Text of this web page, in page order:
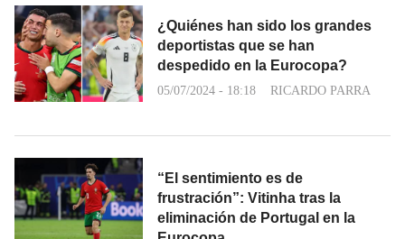
¿Quiénes han sido los grandes
deportistas que se han
despedido en la Eurocopa?
05/07/2024 - 18:18 RICARDO PARRA
“El sentimiento es de
frustración”: Vitinha tras la
eliminación de Portugal en la